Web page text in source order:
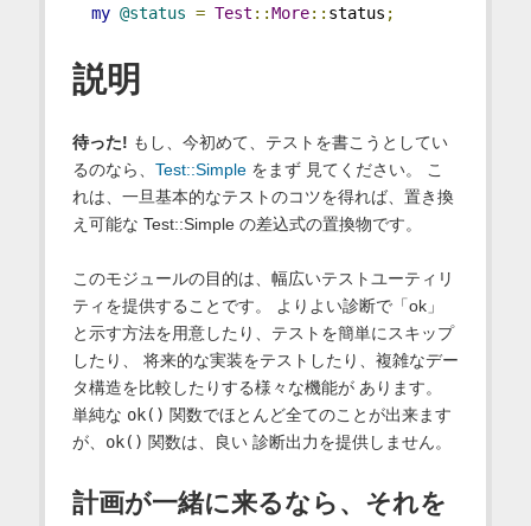
my @status = Test ::More:: status ;
説明
待った! もし、今初めて、テストを書こうとしてい
るのなら、 Test::Simpleをまず 見てください。 こ
れは、一旦基本的なテストのコツを得れば、置き換
え可能な Test::Simple の差込式の置換物です。
このモジュールの目的は、幅広いテストユーティリ
ティを提供することです。 よりよい診断で「ok」
と示す方法を用意したり、テストを簡単にスキップ
したり、 将来的な実装をテストしたり、複雑なデー
タ構造を比較したりする様々な機能が あります。
単純な ok() 関数でほとんど全てのことが出来ます
が、 ok() 関数は、良い 診断出力を提供しません。
計画が一緒に来るなら、それを